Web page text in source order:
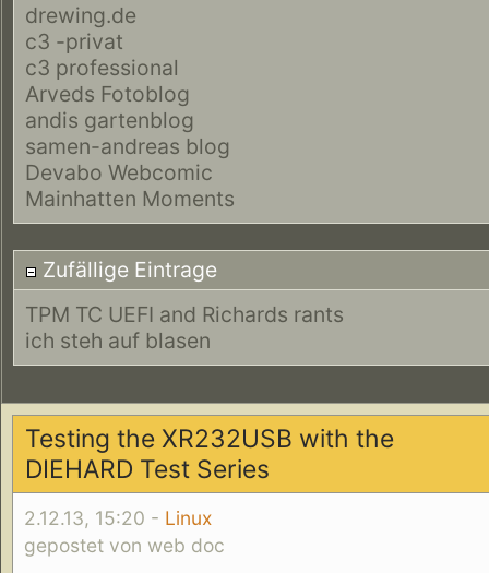
drewing.de
c3 -privat
c3 professional
Arveds Fotoblog
andis gartenblog
samen-andreas blog
Devabo Webcomic
Mainhatten Moments
Zufällige Eintrage
TPM TC UEFI and Richards rants
ich steh auf blasen
Testing the XR232USB with the
DIEHARD Test Series
2.12.13, 15:20 - Linux
gepostet von web doc